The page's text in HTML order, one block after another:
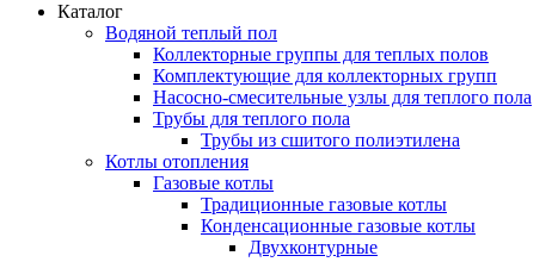
Каталог
Водяной теплый пол
Коллекторные группы для теплых полов
Комплектующие для коллекторных групп
Насосно-смесительные узлы для теплого пола
Трубы для теплого пола
Трубы из сшитого полиэтилена
Котлы отопления
Газовые котлы
Традиционные газовые котлы
Конденсационные газовые котлы
Двухконтурные